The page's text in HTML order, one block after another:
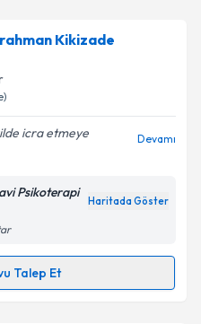
için randevu takvimi talebi
randevu almanız için bir
posta ile bilgilendireceğiz.
ilişkin Aydınlatma
kabul ediyorum.
Gönder
Kikizade
icra etmeye
Devamı
Psikoterapi
Haritada Göster
Talep Et